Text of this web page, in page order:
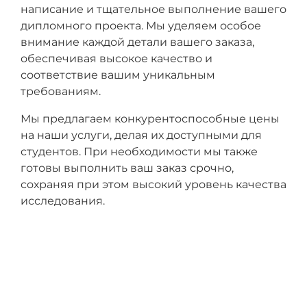
написание и тщательное выполнение вашего
дипломного проекта. Мы уделяем особое
внимание каждой детали вашего заказа,
обеспечивая высокое качество и
соответствие вашим уникальным
требованиям.
Мы предлагаем конкурентоспособные цены
на наши услуги, делая их доступными для
студентов. При необходимости мы также
готовы выполнить ваш заказ срочно,
сохраняя при этом высокий уровень качества
исследования.